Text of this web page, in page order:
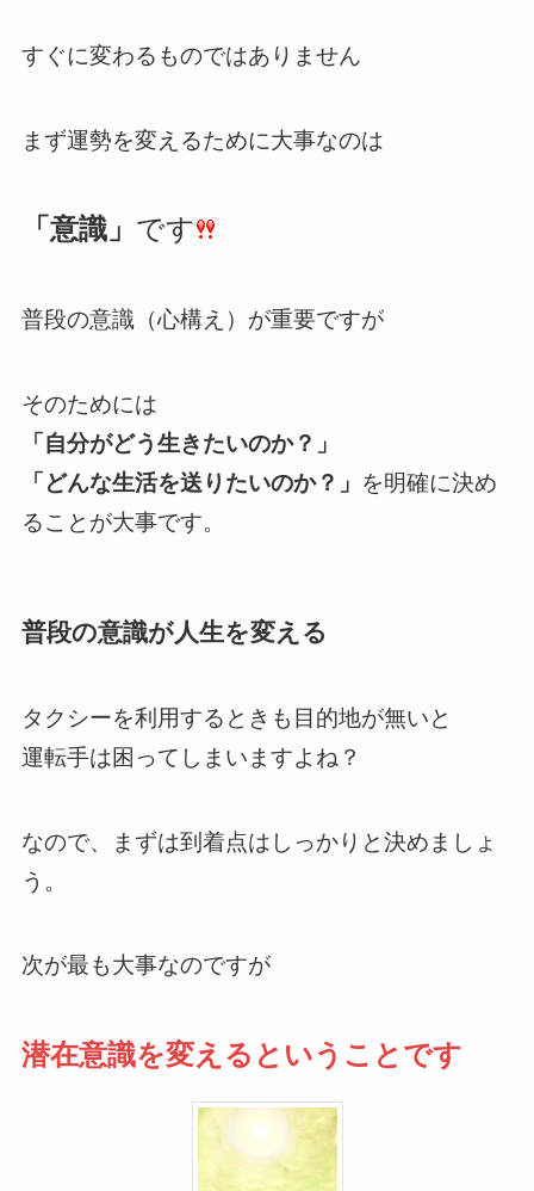
すぐに変わるものではありません
まず運勢を変えるために大事なのは
「意識」 です
普段の意識（心構え）が重要ですが
そのためには
「自分がどう生きたいのか？」
「どんな生活を送りたいのか？」 を明確に決め
ることが大事です。
普段の意識が人生を変える
タクシーを利用するときも目的地が無いと
運転手は困ってしまいますよね？
なので、まずは到着点はしっかりと決めましょ
う。
次が最も大事なのですが
潜在意識を変えるということです